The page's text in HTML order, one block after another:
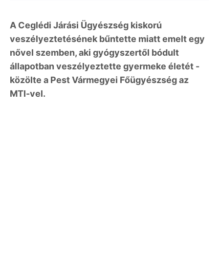
A Ceglédi Járási Ügyészség kiskorú
veszélyeztetésének bűntette miatt emelt egy
nővel szemben, aki gyógyszertől bódult
állapotban veszélyeztette gyermeke életét -
közölte a Pest Vármegyei Főügyészség az
MTI-vel.